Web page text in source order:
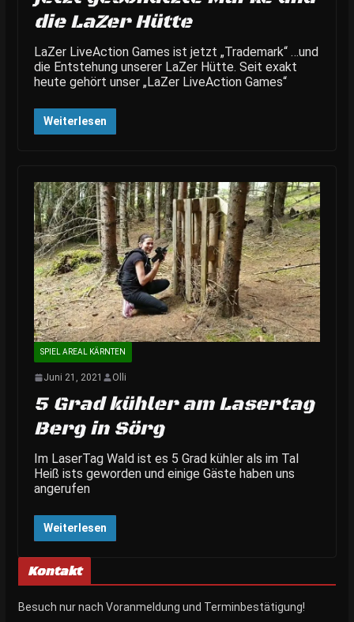
die LaZer Hütte
LaZer LiveAction Games ist jetzt „Trademark“ …und
die Entstehung unserer LaZer Hütte. Seit exakt
heute gehört unser „LaZer LiveAction Games“
Weiterlesen
SPIEL AREAL KÄRNTEN
Juni 21, 2021 Olli
5 Grad kühler am Lasertag
Berg in Sörg
Im LaserTag Wald ist es 5 Grad kühler als im Tal
Heiß ists geworden und einige Gäste haben uns
angerufen
Weiterlesen
Kontakt
Besuch nur nach Voranmeldung und Terminbestätigung!